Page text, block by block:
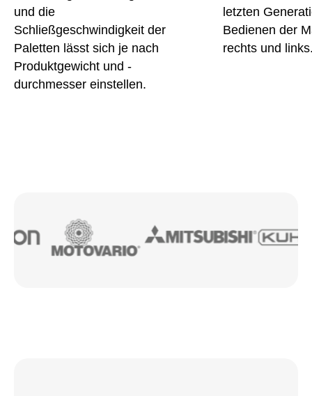
und die
Schließgeschwindigkeit der
Paletten lässt sich je nach
Produktgewicht und -
durchmesser einstellen.
letzten
Bedienen der
rechts und